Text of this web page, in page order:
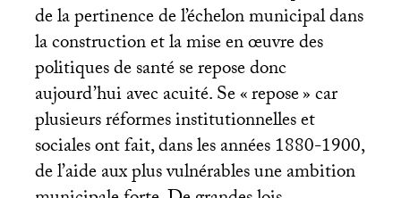
de la pertinence de l’échelon municipal dans
la construction et la mise en œuvre des
politiques de santé se repose donc
aujourd’hui avec acuité. Se «repose» car
plusieurs réformes institutionnelles et
sociales ont fait, dans les années 1880-1900,
de l’aide aux plus vulnérables une ambition